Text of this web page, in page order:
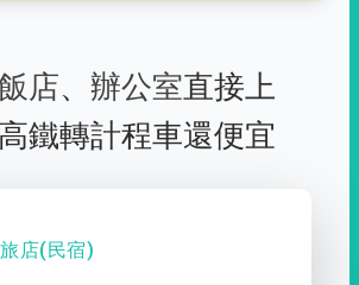
店、 辦公室直接上
鐵轉計程車還便宜
店(民宿)